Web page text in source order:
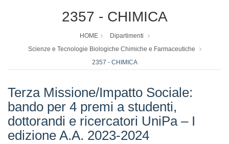
2357 - CHIMICA
HOME
Dipartimenti
Scienze e Tecnologie Biologiche Chimiche e Farmaceutiche
2357 - CHIMICA
Terza Missione/Impatto Sociale:
bando per 4 premi a studenti,
dottorandi e ricercatori UniPa – I
edizione A.A. 2023-2024